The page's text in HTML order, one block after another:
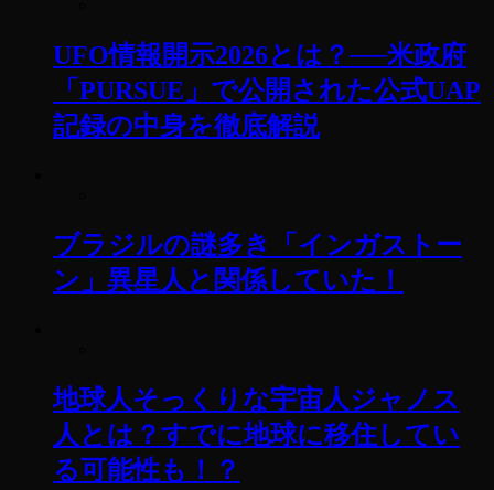
UFO情報開示2026とは？──米政府
「PURSUE」で公開された公式UAP
記録の中身を徹底解説
ブラジルの謎多き「インガストー
ン」異星人と関係していた！
地球人そっくりな宇宙人ジャノス
人とは？すでに地球に移住してい
る可能性も！？